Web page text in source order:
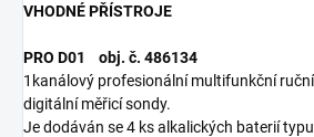
VHODNÉ PŘÍSTROJE
PRO D01 obj. č. 486134
1kanálový profesionální multifunkční
digitální měřicí sondy.
Je dodáván se 4 ks alkalických baterií typu